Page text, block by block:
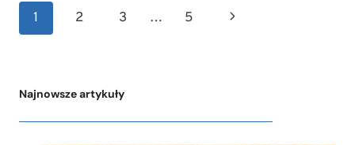
PSA:
NAWIGACJA
STRONY
1 2 3 … 5
Następna
Najnowsze artykuły